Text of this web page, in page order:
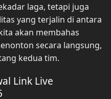
laga, tetapi juga
yang terjalin di antara
akan membahas
secara langsung,
kedua tim.
Link Live